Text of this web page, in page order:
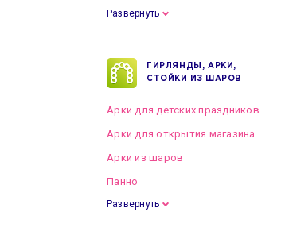
Развернуть
ГИРЛЯНДЫ, АРКИ,
СТОЙКИ ИЗ ШАРОВ
Арки для детских праздников
Арки для открытия магазина
Арки из шаров
Панно
Развернуть